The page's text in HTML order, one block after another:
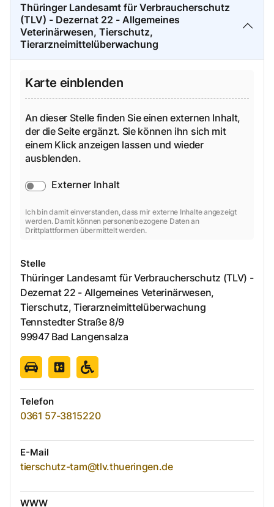
Thüringer Landesamt für Verbraucherschutz
(TLV) - Dezernat 22 - Allgemeines
Veterinärwesen, Tierschutz,
Tierarzneimittelüberwachung
Karte einblenden
An dieser Stelle finden Sie einen externen Inhalt,
der die Seite ergänzt. Sie können ihn sich mit
einem Klick anzeigen lassen und wieder
ausblenden.
Externer Inhalt
Ich bin damit einverstanden, dass mir externe Inhalte angezeigt
werden. Damit können personenbezogene Daten an
Drittplattformen übermittelt werden.
Stelle
Thüringer Landesamt für Verbraucherschutz (TLV) -
Dezernat 22 - Allgemeines Veterinärwesen,
Tierschutz, Tierarzneimittelüberwachung
Tennstedter Straße 8/9
99947 Bad Langensalza
Telefon
0361 57-3815220
E-Mail
tierschutz-tam@tlv.thueringen.de
WWW